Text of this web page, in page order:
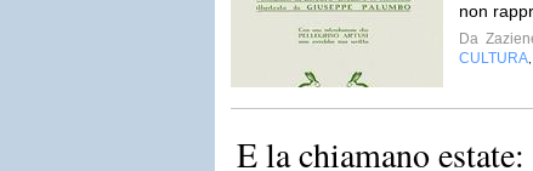
non
Da
CULTURA,
E la chiamano